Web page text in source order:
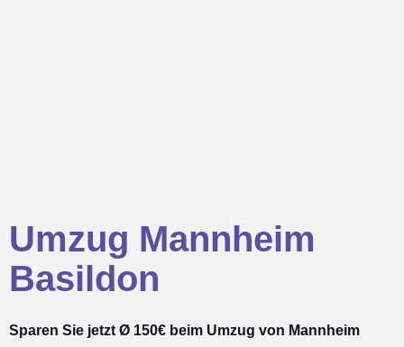
Umzug Mannheim
Basildon
Sparen Sie jetzt Ø 150€ beim Umzug von Mannheim